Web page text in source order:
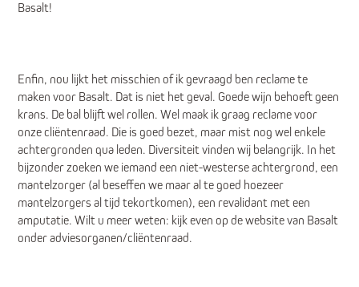
Basalt!
Enfin, nou lijkt het misschien of ik gevraagd ben reclame te
maken voor Basalt. Dat is niet het geval. Goede wijn behoeft geen
krans. De bal blijft wel rollen. Wel maak ik graag reclame voor
onze cliëntenraad. Die is goed bezet, maar mist nog wel enkele
achtergronden qua leden. Diversiteit vinden wij belangrijk. In het
bijzonder zoeken we iemand een niet-westerse achtergrond, een
mantelzorger (al beseffen we maar al te goed hoezeer
mantelzorgers al tijd tekortkomen), een revalidant met een
amputatie. Wilt u meer weten: kijk even op de website van Basalt
onder adviesorganen/cliëntenraad.